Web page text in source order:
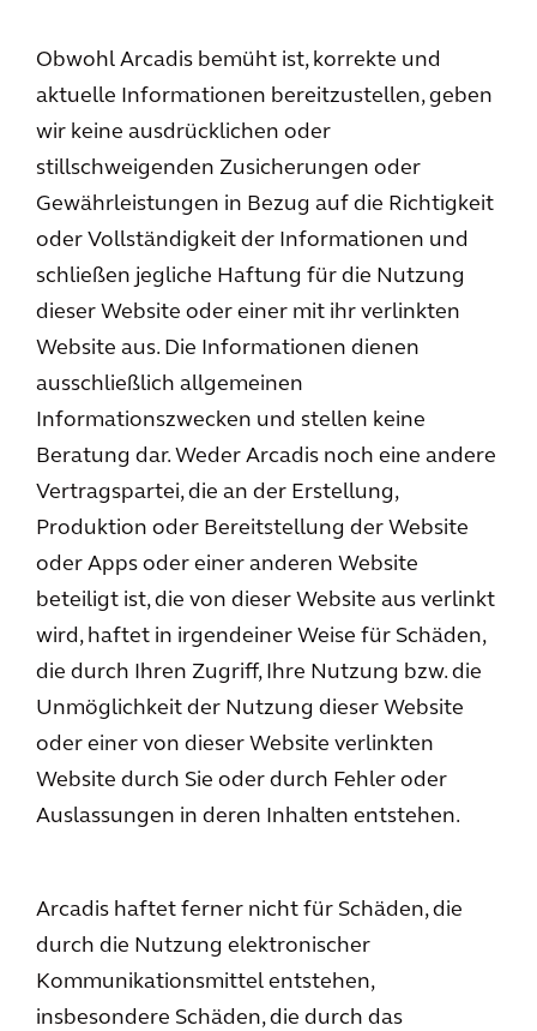
Obwohl Arcadis bemüht ist, korrekte und
aktuelle Informationen bereitzustellen, geben
wir keine ausdrücklichen oder
stillschweigenden Zusicherungen oder
Gewährleistungen in Bezug auf die Richtigkeit
oder Vollständigkeit der Informationen und
schließen jegliche Haftung für die Nutzung
dieser Website oder einer mit ihr verlinkten
Website aus. Die Informationen dienen
ausschließlich allgemeinen
Informationszwecken und stellen keine
Beratung dar. Weder Arcadis noch eine andere
Vertragspartei, die an der Erstellung,
Produktion oder Bereitstellung der Website
oder Apps oder einer anderen Website
beteiligt ist, die von dieser Website aus verlinkt
wird, haftet in irgendeiner Weise für Schäden,
die durch Ihren Zugriff, Ihre Nutzung bzw. die
Unmöglichkeit der Nutzung dieser Website
oder einer von dieser Website verlinkten
Website durch Sie oder durch Fehler oder
Auslassungen in deren Inhalten entstehen.
Arcadis haftet ferner nicht für Schäden, die
durch die Nutzung elektronischer
Kommunikationsmittel entstehen,
insbesondere Schäden, die durch das